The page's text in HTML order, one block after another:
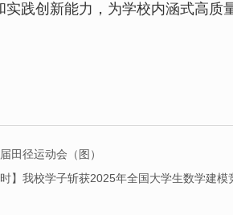
践创新能力，为学校内涵式高质
田径运动会（图）
时】我校学子斩获2025年全国大学生数学建模